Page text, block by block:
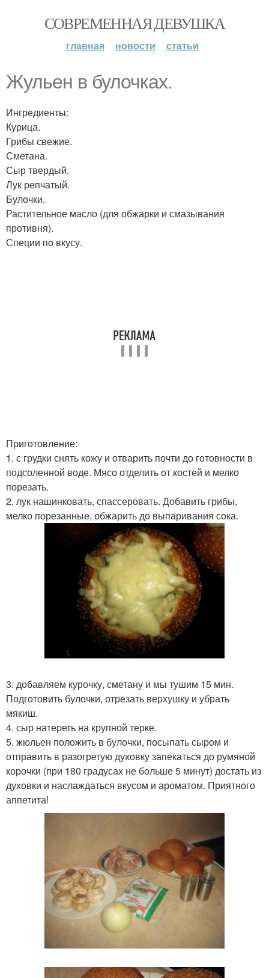
СОВРЕМЕННАЯ ДЕВУШКА
главная новости статьи
Жульен в булочках.
Ингредиенты:
Курица.
Грибы свежие.
Сметана.
Сыр твердый.
Лук репчатый.
Булочки.
Растительное масло (для обжарки и смазывания
противня).
Специи по вкусу.
Приготовление:
1. с грудки снять кожу и отварить почти до готовности в
подсоленной воде. Мясо отделить от костей и мелко
порезать.
2. лук нашинковать, спассеровать. Добавить грибы,
мелко порезанные, обжарить до выпаривания сока.
3. добавляем курочку, сметану и мы тушим 15 мин.
Подготовить булочки, отрезать верхушку и убрать
мякиш.
4. сыр натереть на крупной терке.
5. жюльен положить в булочки, посыпать сыром и
отправить в разогретую духовку запекаться до румяной
корочки (при 180 градусах не больше 5 минут) достать из
духовки и наслаждаться вкусом и ароматом. Приятного
аппетита!